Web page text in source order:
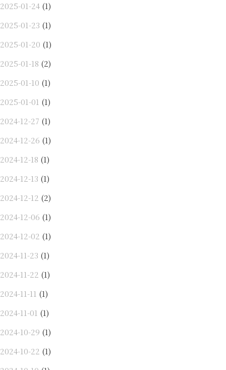
2025-01-24 (1)
2025-01-23 (1)
2025-01-20 (1)
2025-01-18 (2)
2025-01-10 (1)
2025-01-01 (1)
2024-12-27 (1)
2024-12-26 (1)
2024-12-18 (1)
2024-12-13 (1)
2024-12-12 (2)
2024-12-06 (1)
2024-12-02 (1)
2024-11-23 (1)
2024-11-22 (1)
2024-11-11 (1)
2024-11-01 (1)
2024-10-29 (1)
2024-10-22 (1)